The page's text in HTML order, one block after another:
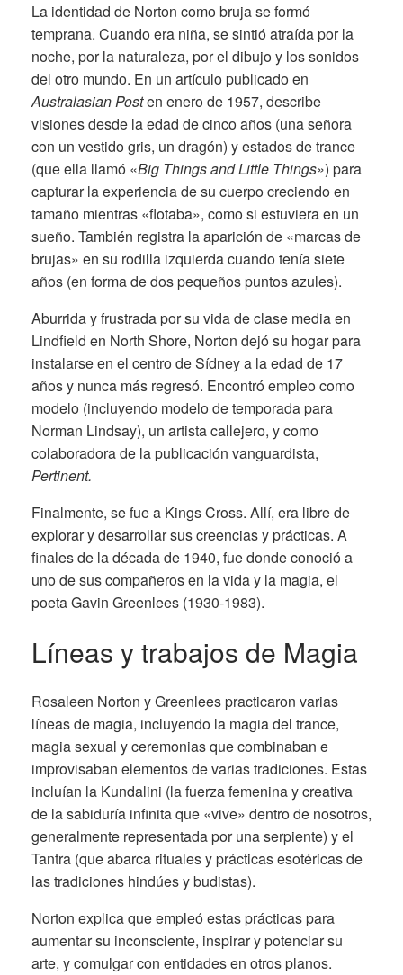
La identidad de Norton como bruja se formó
temprana. Cuando era niña, se sintió atraída por la
noche, por la naturaleza, por el dibujo y los sonidos
del otro mundo. En un artículo publicado en
Australasian Posten enero de 1957, describe
visiones desde la edad de cinco años (una señora
con un vestido gris, un dragón) y estados de trance
(que ella llamó «Big Things and Little Things») para
capturar la experiencia de su cuerpo creciendo en
tamaño mientras «flotaba», como si estuviera en un
sueño. También registra la aparición de «marcas de
brujas» en su rodilla izquierda cuando tenía siete
años (en forma de dos pequeños puntos azules).
Aburrida y frustrada por su vida de clase media en
Lindfield en North Shore, Norton dejó su hogar para
instalarse en el centro de Sídney a la edad de 17
años y nunca más regresó. Encontró empleo como
modelo (incluyendo modelo de temporada para
Norman Lindsay), un artista callejero, y como
colaboradora de la publicación vanguardista,
Pertinent.
Finalmente, se fue a Kings Cross. Allí, era libre de
explorar y desarrollar sus creencias y prácticas. A
finales de la década de 1940, fue donde conoció a
uno de sus compañeros en la vida y la magia, el
poeta Gavin Greenlees (1930-1983).
Líneas y trabajos de Magia
Rosaleen Norton y Greenlees practicaron varias
líneas de magia, incluyendo la magia del trance,
magia sexual y ceremonias que combinaban e
improvisaban elementos de varias tradiciones. Estas
incluían la Kundalini (la fuerza femenina y creativa
de la sabiduría infinita que «vive» dentro de nosotros,
generalmente representada por una serpiente) y el
Tantra (que abarca rituales y prácticas esotéricas de
las tradiciones hindúes y budistas).
Norton explica que empleó estas prácticas para
aumentar su inconsciente, inspirar y potenciar su
arte, y comulgar con entidades en otros planos.